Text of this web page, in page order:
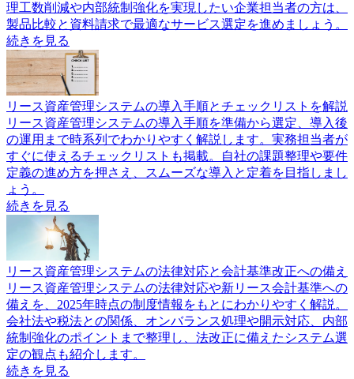
理工数削減や内部統制強化を実現したい企業担当者の方は、
製品比較と資料請求で最適なサービス選定を進めましょう。
続きを見る
リース資産管理システムの導入手順とチェックリストを解説
リース資産管理システムの導入手順を準備から選定、導入後
の運用まで時系列でわかりやすく解説します。実務担当者が
すぐに使えるチェックリストも掲載。自社の課題整理や要件
定義の進め方を押さえ、スムーズな導入と定着を目指しまし
ょう。
続きを見る
リース資産管理システムの法律対応と会計基準改正への備え
リース資産管理システムの法律対応や新リース会計基準への
備えを、2025年時点の制度情報をもとにわかりやすく解説。
会社法や税法との関係、オンバランス処理や開示対応、内部
統制強化のポイントまで整理し、法改正に備えたシステム選
定の観点も紹介します。
続きを見る